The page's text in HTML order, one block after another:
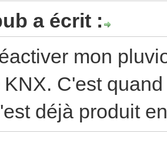
a écrit :
mon
C'est
déjà produit